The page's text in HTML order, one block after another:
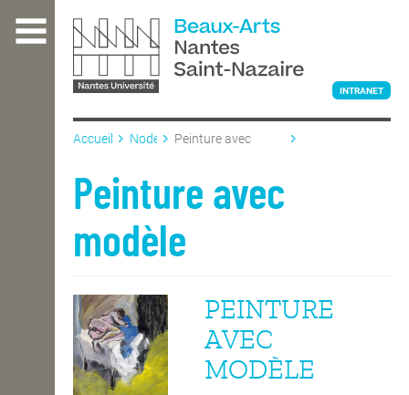
contenu
L'ÉCOLE
ENSEIGNEMENT
INTERNATIONAL
COURS PUBLICS
INTRANET
Accueil Node
Peinture avec
Peinture avec
modèle
PEINTURE
AVEC
MODÈLE